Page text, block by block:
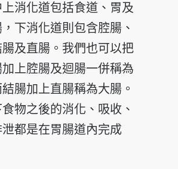
消化道包括食道、胃及
下消化道則包含腔腸、
及直腸。我們也可以把
上腔腸及迴腸一併稱為
腸加上直腸稱為大腸。
物之後的消化、吸收、
都是在胃腸道內完成